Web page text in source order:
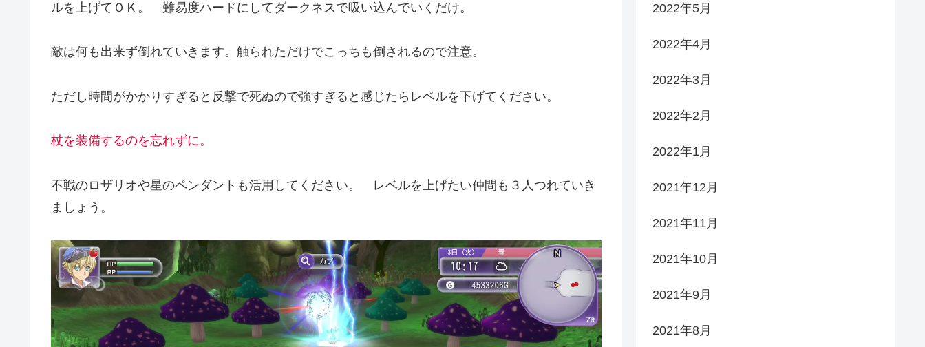
ルを上げてＯＫ。 難易度ハードにしてダークネスで吸い込んでいくだけ。
敵は何も出来ず倒れていきます。触られただけでこっちも倒されるので注意。
ただし時間がかかりすぎると反撃で死ぬので強すぎると感じたらレベルを下げてください。
杖を装備するのを忘れずに。
不戦のロザリオや星のペンダントも活用してください。 レベルを上げたい仲間も３人つれていき
ましょう。
2022年5月
2022年4月
2022年3月
2022年2月
2022年1月
2021年12月
2021年11月
2021年10月
2021年9月
2021年8月